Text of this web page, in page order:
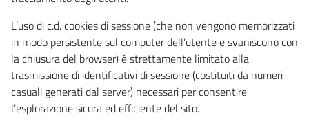
L’uso di c.d. cookies di sessione (che non vengono memorizzati
in modo persistente sul computer dell’utente e svaniscono con
la chiusura del browser) è strettamente limitato alla
trasmissione di identificativi di sessione (costituiti da numeri
casuali generati dal server) necessari per consentire
l’esplorazione sicura ed efficiente del sito.